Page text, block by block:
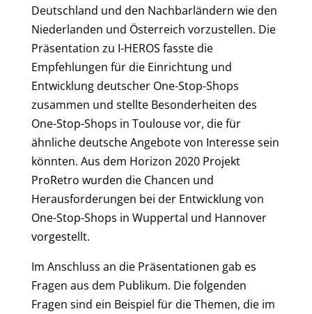
Deutschland und den Nachbarländern wie den
Niederlanden und Österreich vorzustellen. Die
Präsentation zu I-HEROS fasste die
Empfehlungen für die Einrichtung und
Entwicklung deutscher One-Stop-Shops
zusammen und stellte Besonderheiten des
One-Stop-Shops in Toulouse vor, die für
ähnliche deutsche Angebote von Interesse sein
könnten. Aus dem Horizon 2020 Projekt
ProRetro wurden die Chancen und
Herausforderungen bei der Entwicklung von
One-Stop-Shops in Wuppertal und Hannover
vorgestellt.
Im Anschluss an die Präsentationen gab es
Fragen aus dem Publikum. Die folgenden
Fragen sind ein Beispiel für die Themen, die im